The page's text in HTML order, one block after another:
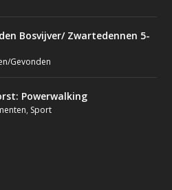
Bosvijver/ Zwartedennen 5-
Gevonden
Powerwalking
, Sport